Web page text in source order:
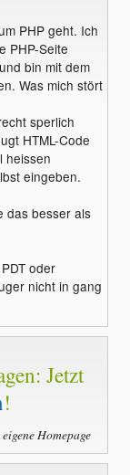
PHP geht. Ich
PHP-Seite
bin mit dem
Was mich stört
sperlich
HTML-Code
heissen
eingeben.
das besser als
oder
nicht in gang
Jetzt
!
Homepage